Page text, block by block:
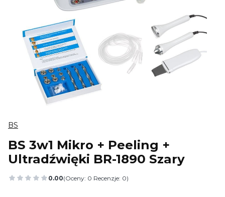
BS
BS 3w1 Mikro + Peeling +
Ultradźwięki BR-1890 Szary
0.00(Oceny: 0 Recenzje: 0)
Przejdź do sekcji Opinie